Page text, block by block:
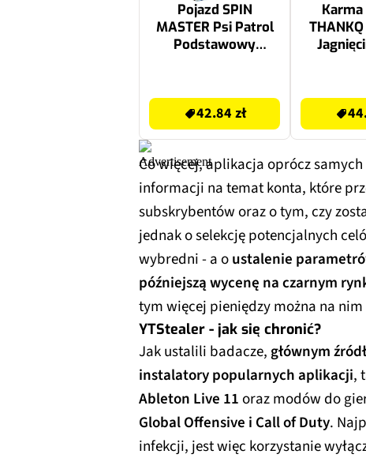
Pojazd SPIN
MASTER Psi Patrol
Podstawowy
42.84 zł
Co więcej, aplikacja oprócz
informacji na temat konta, które
subskrybentów oraz o tym, czy
jednak o selekcję potencjalnych
wybredni - a oustalenie
późniejszą wycenę na czarnym
tym więcej pieniędzy można na
YTStealer - jak się chronić?
Jak ustalili badacze,głównym
instalatory popularnych aplikacji,
Ableton Live 11oraz modów do
Global Offensive i Call of Duty.
infekcji, jest więc korzystanie